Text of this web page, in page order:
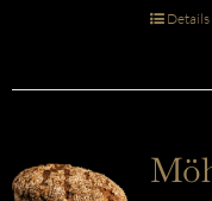
Details